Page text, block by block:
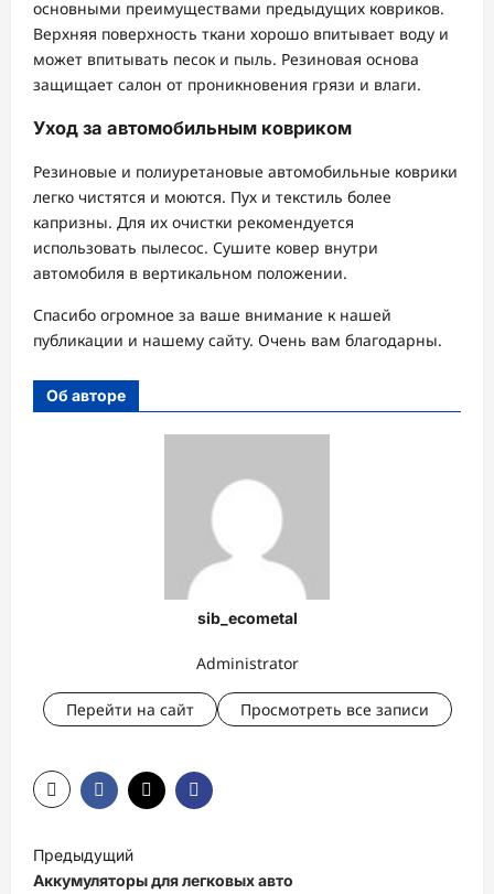
основными преимуществами предыдущих ковриков.
Верхняя поверхность ткани хорошо впитывает воду и
может впитывать песок и пыль. Резиновая основа
защищает салон от проникновения грязи и влаги.
Уход за автомобильным ковриком
Резиновые и полиуретановые автомобильные коврики
легко чистятся и моются. Пух и текстиль более
капризны. Для их очистки рекомендуется
использовать пылесос. Сушите ковер внутри
автомобиля в вертикальном положении.
Спасибо огромное за ваше внимание к нашей
публикации и нашему сайту. Очень вам благодарны.
Об авторе
sib_ecometal
Administrator
Перейти на сайт Просмотреть все записи
а
Предыдущий
Аккумуляторы для легковых авто